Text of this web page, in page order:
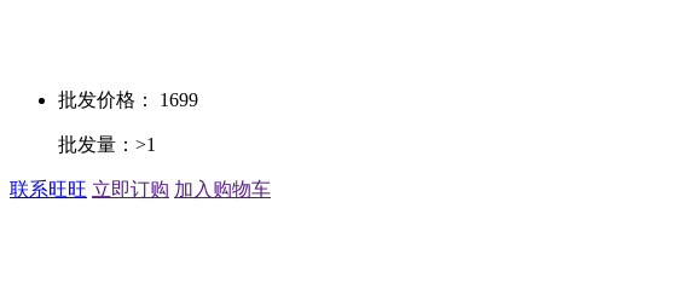
批发价格： 1699
批发量：>1
联系旺旺 立即订购 加入购物车